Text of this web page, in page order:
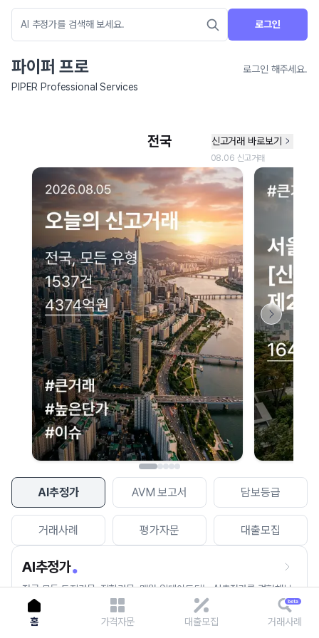
로그인
파이퍼 프로
로그인 해주세요.
PIPER Professional Services
AI추정가 AVM 보고서 담보등급
거래사례 평가자문 대출모집
AI추정가
전국 모든 토지건물, 집합건물, 매월 업데이트되는 AI추정가를 경험해보
세요.
네이버 지도 연결 안내
현재 네이버 지도 연결이 원활하지 않아 지도를 불러올 수 없습니다.
이용에 불편을 드려 죄송합니다.
다시 시도
홈 가격자문 대출모집 거래사례